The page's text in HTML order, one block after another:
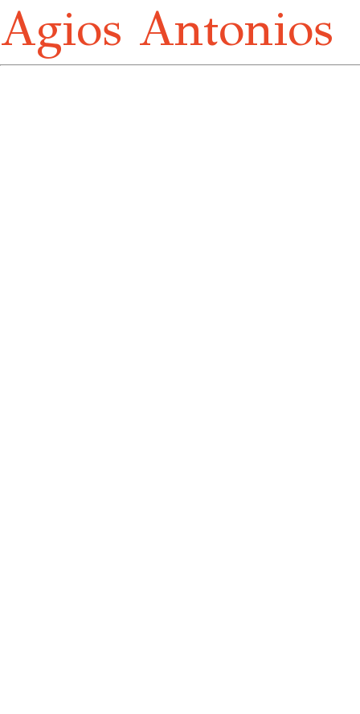
Agios Antonios